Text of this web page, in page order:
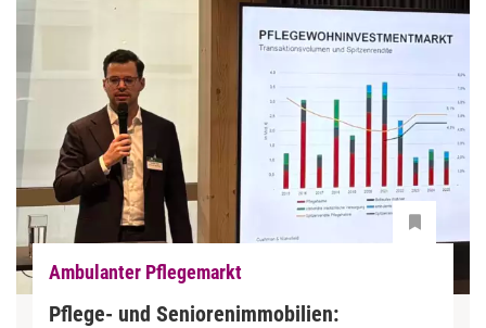
Ambulanter Pflegemarkt
Pflege- und Seniorenimmobilien: